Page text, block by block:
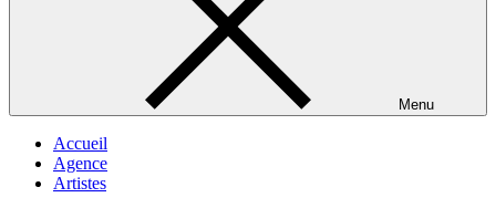
Menu
Accueil
Agence
Artistes